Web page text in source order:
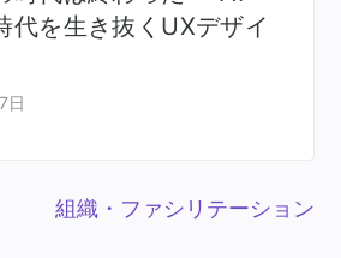
代を生き抜くUXデザイ
日
組織・ファシリテーション